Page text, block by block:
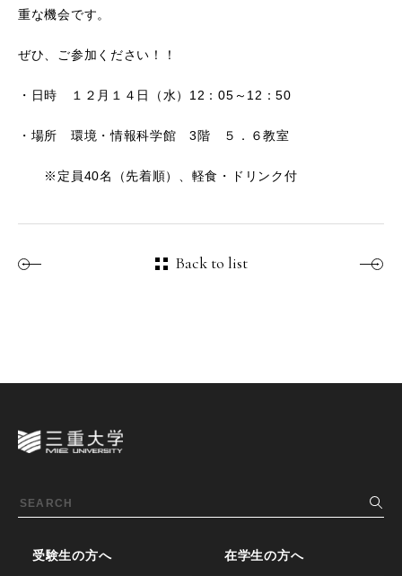
重な機会です。
ぜひ、ご参加ください！！
・日時 １２月１４日（水）12：05～12：50
・場所 環境・情報科学館 3階 ５．６教室
※定員40名（先着順）、軽食・ドリンク付
Back to list
受験生の方へ 在学生の方へ